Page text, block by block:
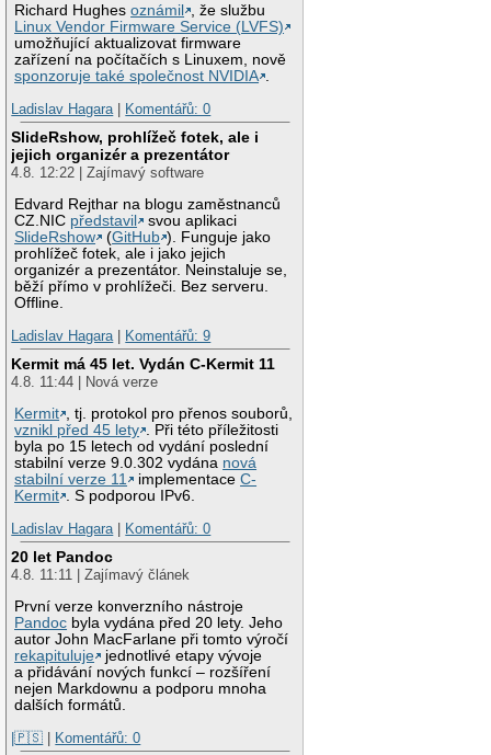
Richard Hughesoznámil
, že službu
Linux Vendor Firmware Service (LVFS)
umožňující aktualizovat firmware
zařízení na počítačích s Linuxem, nově
sponzoruje také společnost NVIDIA .
Ladislav Hagara | Komentářů: 0
SlideRshow, prohlížeč fotek, ale i
jejich organizér a prezentátor
4.8. 12:22 | Zajímavý software
Edvard Rejthar na blogu zaměstnanců
CZ.NIC představil
svou aplikaci
SlideRshow
(GitHub ). Funguje jako
prohlížeč fotek, ale i jako jejich
organizér a prezentátor. Neinstaluje se,
běží přímo v prohlížeči. Bez serveru.
Offline.
Ladislav Hagara | Komentářů: 9
Kermit má 45 let. Vydán C-Kermit 11
4.8. 11:44 | Nová verze
Kermit , tj. protokol pro přenos souborů,
vznikl před 45 lety . Při této příležitosti
byla po 15 letech od vydání poslední
stabilní verze 9.0.302 vydána nová
stabilní verze 11
implementaceC-
Kermit . S podporou IPv6.
Ladislav Hagara | Komentářů: 0
20 let Pandoc
4.8. 11:11 | Zajímavý článek
První verze konverzního nástroje
Pandoc byla vydána před 20 lety. Jeho
autor John MacFarlane při tomto výročí
rekapituluje
jednotlivé etapy vývoje
a přidávání nových funkcí – rozšíření
nejen Markdownu a podporu mnoha
dalších formátů.
|🇵🇸 | Komentářů: 0